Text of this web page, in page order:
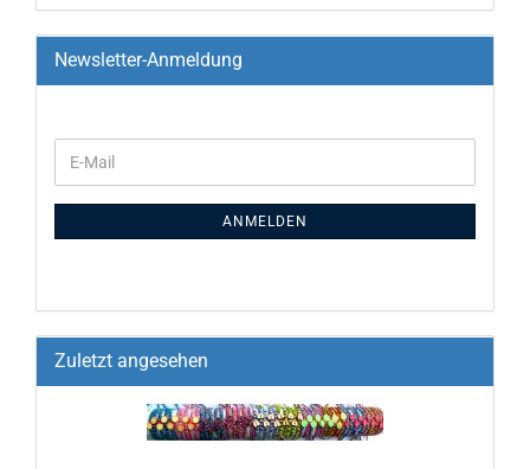
Newsletter-Anmeldung
ANMELDEN
Zuletzt angesehen